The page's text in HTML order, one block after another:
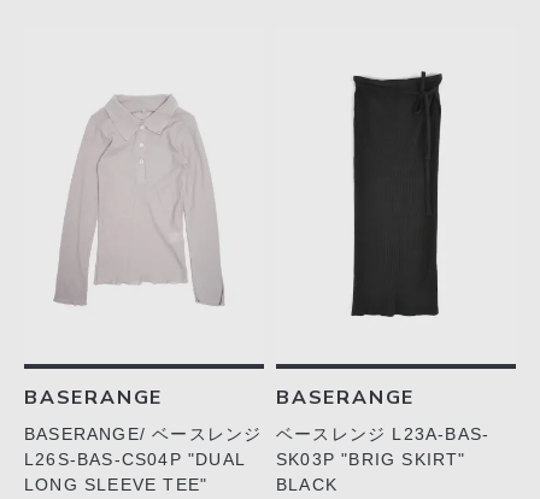
BASERANGE
BASERANGE/ ベースレンジ
L26S-BAS-CS04P "DUAL
LONG SLEEVE TEE"
BASERANGE
ベースレンジ L23A-BAS-
SK03P "BRIG SKIRT"
BLACK